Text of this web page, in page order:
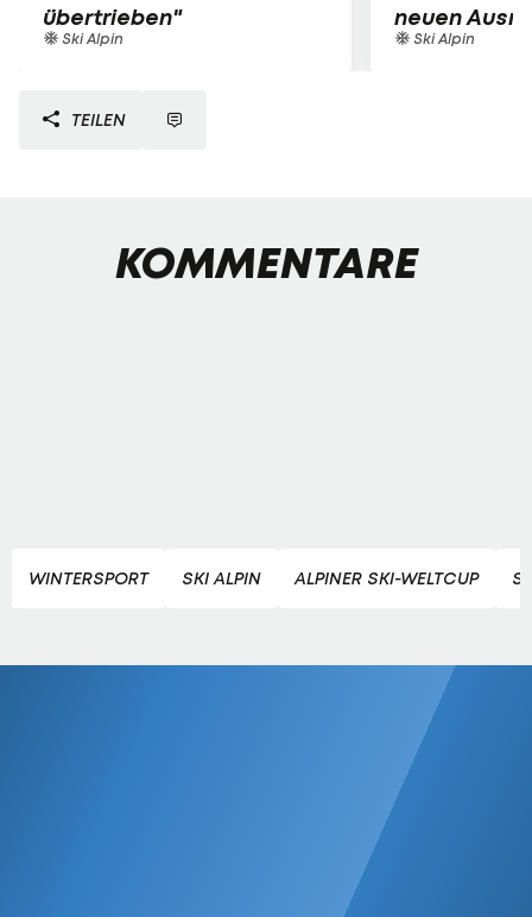
übertrieben"
Ski Alpin
neuen
Ski Alpin
TEILEN
KOMMENTARE
WINTERSPORT SKI ALPIN ALPINER SKI-WELTCUP